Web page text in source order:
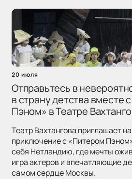
20 июля
Отправьтесь в
в страну детства вместе
Пэном» в Театре
Театр Вахтангова приглашает
приключение с «Питером
себя Нетландию, где мечты
игра актеров и впечатляющие
самом сердце Москвы.